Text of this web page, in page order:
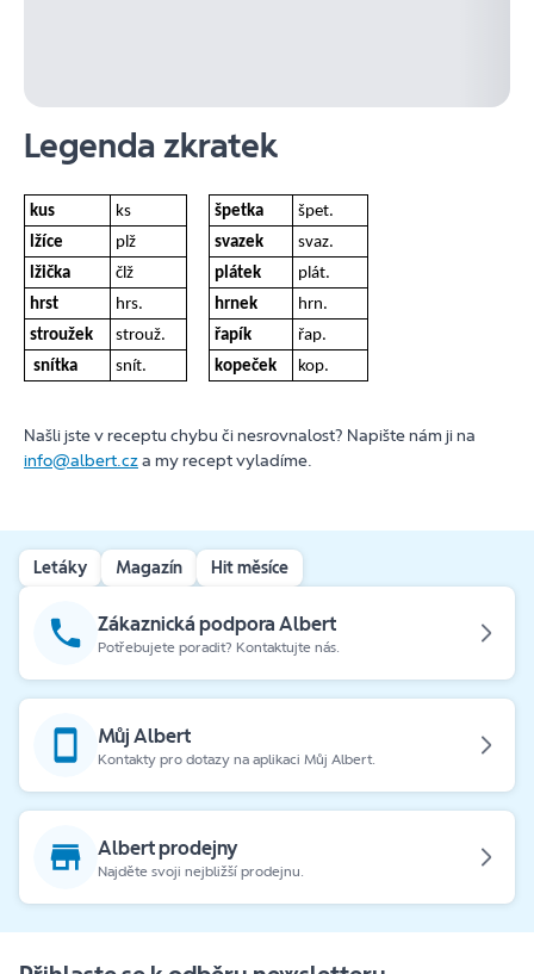
Legenda zkratek
kus ks špetka
špet.
lžíce
plž svazek
svaz.
lžička
člž plátek
plát.
hrst
hrs. hrnek
hrn.
stroužek
strouž. řapík
řap.
snítka
snít. kopeček kop.
Našli jste v receptu chybu či nesrovnalost? Napište nám ji na
info@albert.cza my recept vyladíme.
Letáky Magazín Hit měsíce
Zákaznická podpora Albert
Potřebujete poradit? Kontaktujte nás.
Můj Albert
Kontakty pro dotazy na aplikaci Můj Albert.
Albert prodejny
Najděte svoji nejbližší prodejnu.